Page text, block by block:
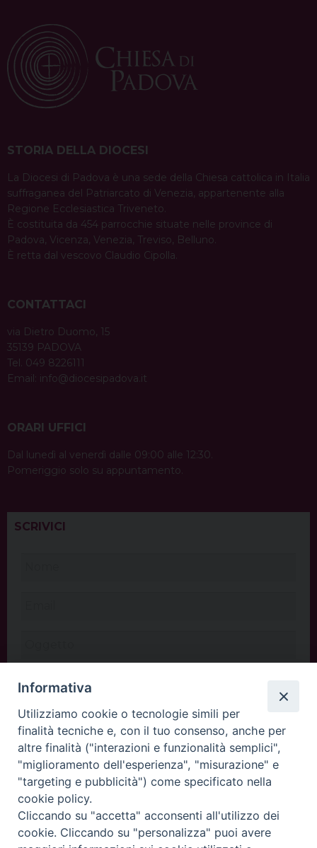
STORIA DELLA DIOCESI
La Diocesi di Padova è una sede della Chiesa cattolica in Italia
suffraganea del Patriarcato di Venezia, appartenente alla
Regione Ecclesiastica Triveneto.
È costituita da 454 parrocchie situate nelle province di
Padova, Vicenza, Venezia, Treviso, Belluno.
È retta dal vescovo Claudio Cipolla.
CONTATTACI
via Dietro Duomo, 15
35139 PADOVA
Tel. 049 8226111
Email: info@diocesipadova.it
ORARI UFFICI
Dal lunedì al venerdì dalle 09:00 alle 12:30.
Pomeriggio solo su appuntamento.
SCRIVICI
INVIA
Informativa
Utilizziamo cookie o tecnologie simili per
finalità tecniche e, con il tuo consenso, anche per
altre finalità ("interazioni e funzionalità semplici",
"miglioramento dell'esperienza", "misurazione" e
"targeting e pubblicità") come specificato nella
cookie policy.
Cliccando su "accetta" acconsenti all'utilizzo dei
cookie. Cliccando su "personalizza" puoi avere